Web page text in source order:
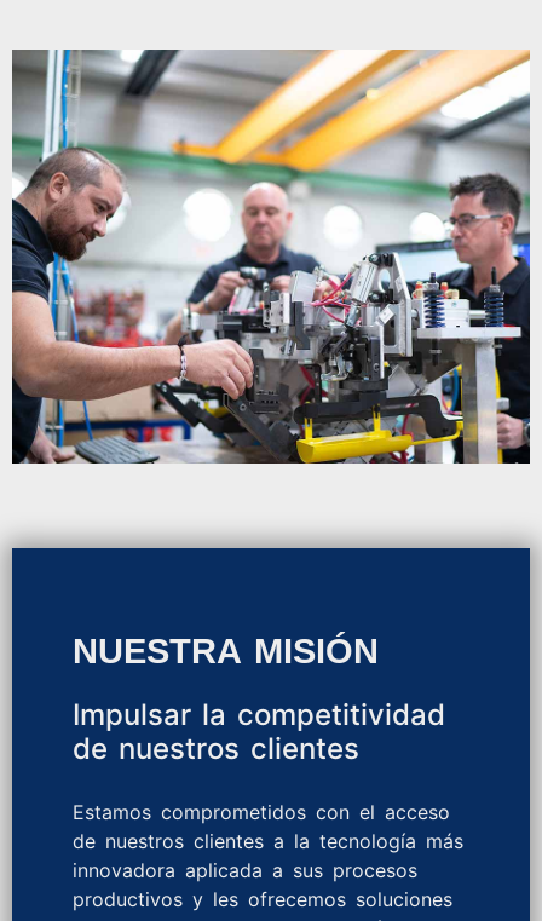
NUESTRA MISIÓN
Impulsar la competitividad
de nuestros clientes
Estamos comprometidos con el acceso
de nuestros clientes a la tecnología más
innovadora aplicada a sus procesos
productivos y les ofrecemos soluciones